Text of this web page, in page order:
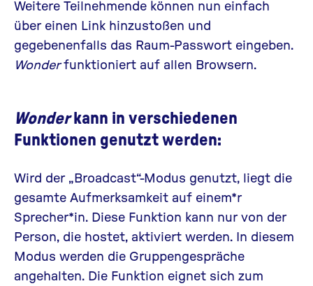
Weitere Teilnehmende können nun einfach
über einen Link hinzustoßen und
gegebenenfalls das Raum-Passwort eingeben.
Wonderfunktioniert auf allen Browsern.
Wonderkann in verschiedenen
Funktionen genutzt werden:
Wird der „Broadcast“-Modus genutzt, liegt die
gesamte Aufmerksamkeit auf einem*r
Sprecher*in. Diese Funktion kann nur von der
Person, die hostet, aktiviert werden. In diesem
Modus werden die Gruppengespräche
angehalten. Die Funktion eignet sich zum